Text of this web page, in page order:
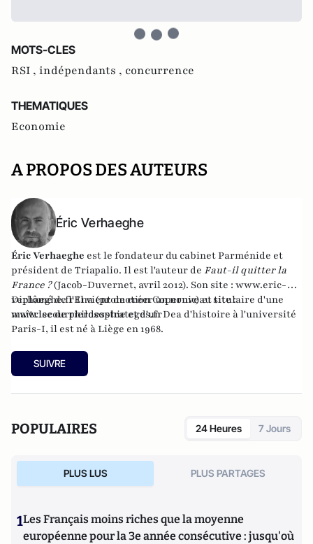
MOTS-CLES
RSI , indépendants , concurrence
THEMATIQUES
Economie
A PROPOS DES AUTEURS
Éric Verhaeghe
Éric Verhaeghe est le fondateur du cabinet Parménide et
président de Triapalio. Il est l'auteur de Faut-il quitter la
France ?(Jacob-Duvernet, avril 2012). Son site : www.eric-
verhaeghe.frIl vient de créer un nouveau site :
www.lecourrierdesstrateges.fr
Diplômé de l'Ena (promotion Copernic) et titulaire d'une
maîtrise de philosophie et d'un Dea d'histoire à l'université
Paris-I, il est né à Liège en 1968.
SUIVRE
POPULAIRES 24 Heures 7 Jours
PLUS LUS PLUS PARTAGES
1Les Français moins riches que la moyenne
européenne pour la 3e année consécutive : jusqu'où